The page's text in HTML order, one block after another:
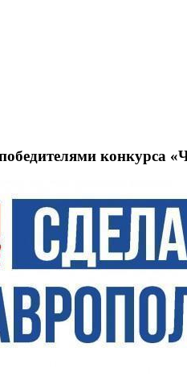
победителями